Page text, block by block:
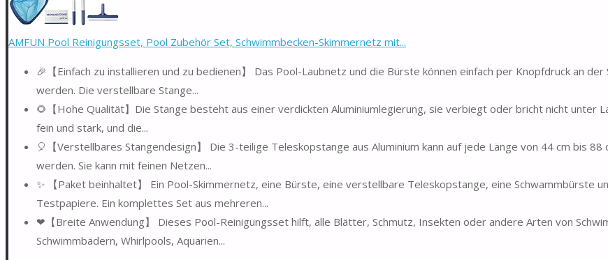
AMFUN Pool Reinigungsset, Pool Zubehör Set, Schwimmbecken-Skimmernetz mit...
🎉【Einfach zu installieren und zu bedienen】 Das Pool-Laubnetz und die Bürste können einfach per Knopfdruck an
werden. Die verstellbare Stange...
🌻【Hohe Qualität】Die Stange besteht aus einer verdickten Aluminiumlegierung, sie verbiegt oder bricht nicht unter
fein und stark, und die...
🎈【Verstellbares Stangendesign】 Die 3-teilige Teleskopstange aus Aluminium kann auf jede Länge von 44 cm bis
werden. Sie kann mit feinen Netzen...
✨ 【Paket beinhaltet】 Ein Pool-Skimmernetz, eine Bürste, eine verstellbare Teleskopstange, eine Schwammbürste
Testpapiere. Ein komplettes Set aus mehreren...
❤【Breite Anwendung】 Dieses Pool-Reinigungsset hilft, alle Blätter, Schmutz, Insekten oder andere Arten von
Schwimmbädern, Whirlpools, Aquarien...